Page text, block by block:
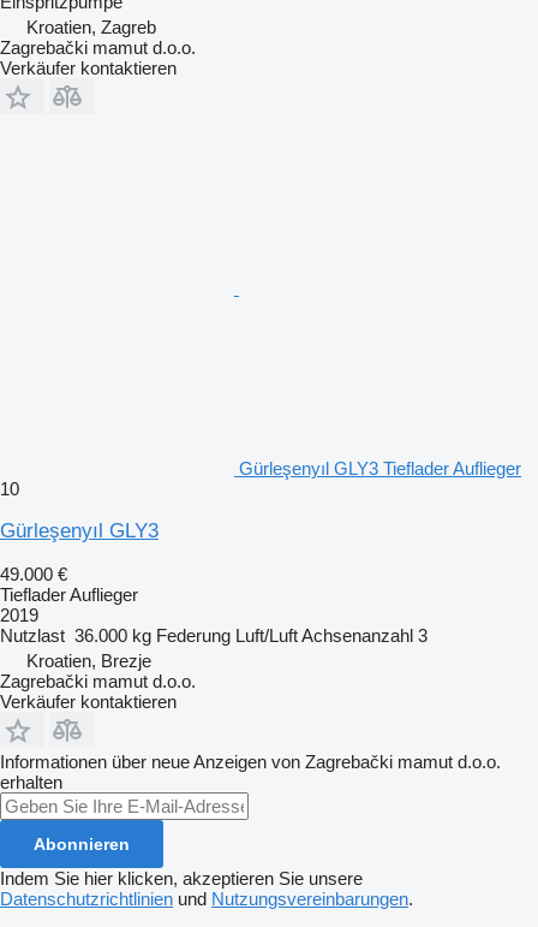
Kroatien, Zagreb
Zagrebački mamut d.o.o.
Verkäufer kontaktieren
Gürleşenyıl GLY3 Tieflader Auflieger
10
Gürleşenyıl GLY3
49.000 €
Tieflader Auflieger
2019
Nutzlast 36.000 kg Federung Luft/LuftAchsenanzahl 3
Kroatien, Brezje
Zagrebački mamut d.o.o.
Verkäufer kontaktieren
Informationen über neue Anzeigen von Zagrebački mamut d.o.o.
erhalten
Abonnieren
Indem Sie hier klicken, akzeptieren Sie unsere
Datenschutzrichtlinien und Nutzungsvereinbarungen.